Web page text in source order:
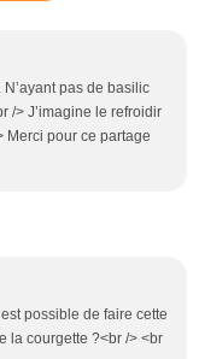
pas de basilic
/> J’imagine le refroidir
Merci pour ce partage
possible de faire cette
la courgette ?<br /> <br